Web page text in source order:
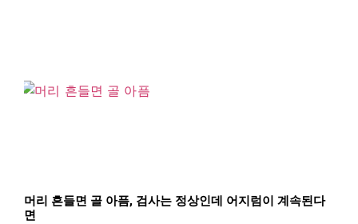
머리 흔들면 골 아픔, 검사는 정상인데 어지럼이 계속된다
면